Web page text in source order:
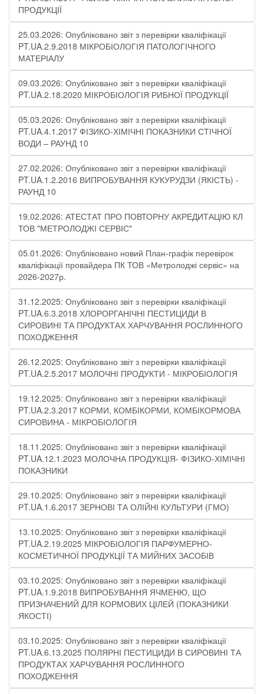
ПРОДУКЦІЇ
25.03.2026: Опубліковано звіт з перевірки кваліфікації
PT.UA.2.9.2018 МІКРОБІОЛОГІЯ ПАТОЛОГІЧНОГО
МАТЕРІАЛУ
09.03.2026: Опубліковано звіт з перевірки кваліфікації
PT.UA.2.18.2020 МІКРОБІОЛОГІЯ РИБНОЇ ПРОДУКЦІЇ
05.03.2026: Опубліковано звіт з перевірки кваліфікації
PT.UA.4.1.2017 ФІЗИКО-ХІМІЧНІ ПОКАЗНИКИ СТІЧНОЇ
ВОДИ – РАУНД 10
27.02.2026: Опубліковано звіт з перевірки кваліфікації
PT.UA.1.2.2016 ВИПРОБУВАННЯ КУКУРУДЗИ (ЯКІСТЬ) -
РАУНД 10
19.02.2026: АТЕСТАТ ПРО ПОВТОРНУ АКРЕДИТАЦІЮ КЛ
ТОВ "МЕТРОЛОДЖІ СЕРВІС"
05.01.2026: Опубліковано новий План-графік перевірок
кваліфікації провайдера ПК ТОВ «Метролоджі сервіс» на
2026-2027р.
31.12.2025: Опубліковано звіт з перевірки кваліфікації
PT.UA.6.3.2018 ХЛОРОРГАНІЧНІ ПЕСТИЦИДИ В
СИРОВИНІ ТА ПРОДУКТАХ ХАРЧУВАННЯ РОСЛИННОГО
ПОХОДЖЕННЯ​
26.12.2025: Опубліковано звіт з перевірки кваліфікації
PT.UA.2.5.2017 МОЛОЧНІ ПРОДУКТИ - МІКРОБІОЛОГІЯ​
19.12.2025: Опубліковано звіт з перевірки кваліфікації
PT.UA.2.3.2017 КОРМИ, КОМБІКОРМИ, КОМБІКОРМОВА
СИРОВИНА - МІКРОБІОЛОГІЯ
18.11.2025: Опубліковано звіт з перевірки кваліфікації
PT.UA.12.1.2023 МОЛОЧНА ПРОДУКЦІЯ- ФІЗИКО-ХІМІЧНІ
ПОКАЗНИКИ​
29.10.2025: Опубліковано звіт з перевірки кваліфікації
РT.UA.1.6.2017 ЗЕРНОВІ ТА ОЛІЙНІ КУЛЬТУРИ (ГМО)
13.10.2025: Опубліковано звіт з перевірки кваліфікації
PT.UA.2.19.2025 МІКРОБІОЛОГІЯ ПАРФУМЕРНО-
КОСМЕТИЧНОЇ ПРОДУКЦІЇ ТА МИЙНИХ ЗАСОБІВ
03.10.2025: Опубліковано звіт з перевірки кваліфікації
PT.UA.1.9.2018 ВИПРОБУВАННЯ ЯЧМЕНЮ, ЩО
ПРИЗНАЧЕНИЙ ДЛЯ КОРМОВИХ ЦІЛЕЙ (ПОКАЗНИКИ
ЯКОСТІ)
03.10.2025: Опубліковано звіт з перевірки кваліфікації
PT.UA.6.13.2025 ПОЛЯРНІ ПЕСТИЦИДИ В СИРОВИНІ ТА
ПРОДУКТАХ ХАРЧУВАННЯ РОСЛИННОГО
ПОХОДЖЕННЯ